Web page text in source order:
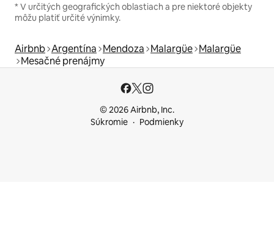
* V určitých geografických oblastiach a pre niektoré objekty
môžu platiť určité výnimky.
Airbnb Argentína Mendoza Malargüe Malargüe
Mesačné prenájmy
© 2026 Airbnb, Inc.
Súkromie
Podmienky